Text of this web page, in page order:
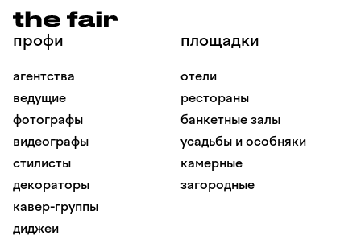
профи
агентства
ведущие
фотографы
видеографы
стилисты
декораторы
кавер-группы
диджеи
площадки
отели
рестораны
банкетные залы
усадьбы и особняки
камерные
загородные